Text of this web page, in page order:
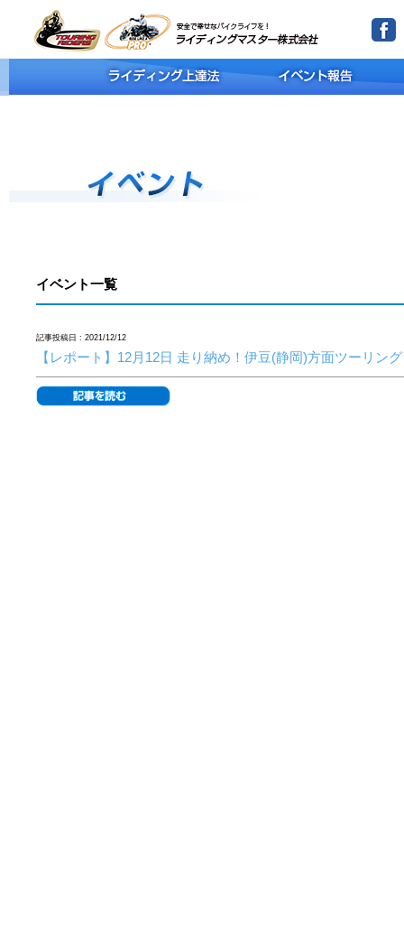
イベント一覧
記事投稿日 : 2021/12/12
【レポート】12月12日 走り納め！伊豆(静岡)方面ツーリング